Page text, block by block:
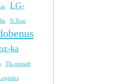
LG-
N.Tour
ka
Tls-consult